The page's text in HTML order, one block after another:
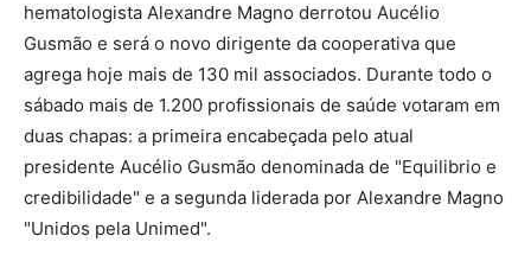
hematologista Alexandre Magno derrotou Aucélio
Gusmão e será o novo dirigente da cooperativa que
agrega hoje mais de 130 mil associados. Durante todo o
sábado mais de 1.200 profissionais de saúde votaram em
duas chapas: a primeira encabeçada pelo atual
presidente Aucélio Gusmão denominada de "Equilibrio e
credibilidade" e a segunda liderada por Alexandre Magno
"Unidos pela Unimed".